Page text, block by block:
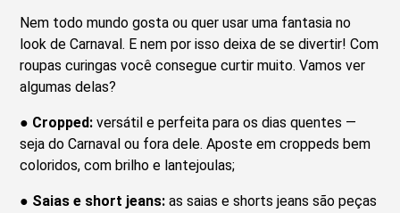
Nem todo mundo gosta ou quer usar uma fantasia no
look de Carnaval. E nem por isso deixa de se divertir! Com
roupas curingas você consegue curtir muito. Vamos ver
algumas delas?
● Cropped: versátil e perfeita para os dias quentes —
seja do Carnaval ou fora dele. Aposte em croppeds bem
coloridos, com brilho e lantejoulas;
● Saias e short jeans: as saias e shorts jeans são peças